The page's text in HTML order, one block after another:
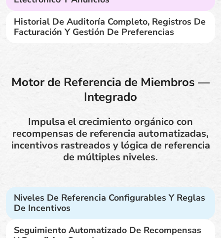
Historial De Auditoría Completo, Registros De
Facturación Y Gestión De Preferencias
Motor de Referencia de Miembros —
Integrado
Impulsa el crecimiento orgánico con
recompensas de referencia automatizadas,
incentivos rastreados y lógica de referencia
de múltiples niveles.
Niveles De Referencia Configurables Y Reglas
De Incentivos
Seguimiento Automatizado De Recompensas